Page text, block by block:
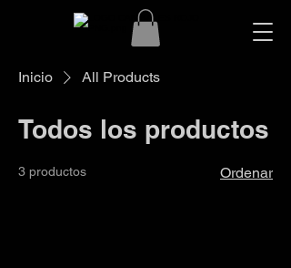
Inicio All Products
Todos los productos
3 productos Ordenar